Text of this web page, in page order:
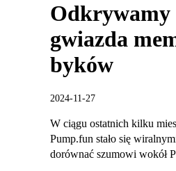
Odkrywamy
gwiazda
byków
2024-11-27
W ciągu ostatnich kilku
Pump.fun stało się
dorównać szumowi wokół